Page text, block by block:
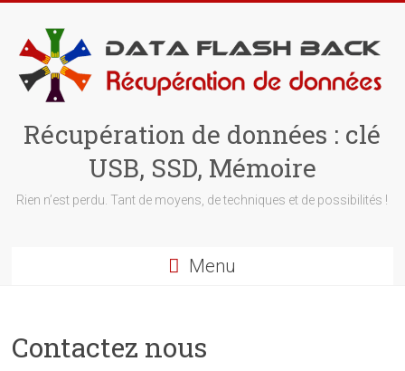
content
Récupération de données : clé
USB, SSD, Mémoire
Rien n’est perdu. Tant de moyens, de techniques et de possibilités !
Menu
Contactez nous